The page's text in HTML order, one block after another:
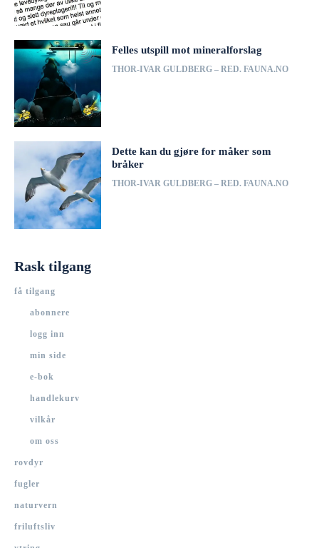
Felles utspill mot mineralforslag
THOR-IVAR GULDBERG – RED. FAUNA.NO
Dette kan du gjøre for måker som
bråker
THOR-IVAR GULDBERG – RED. FAUNA.NO
Rask tilgang
få tilgang
abonnere
logg inn
min side
e-bok
handlekurv
vilkår
om oss
rovdyr
fugler
naturvern
friluftsliv